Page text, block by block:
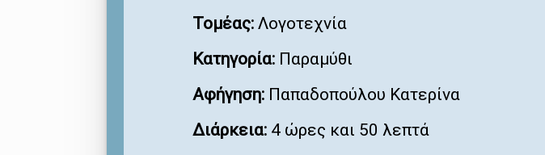
Τομέας: Λογοτεχνία
Κατηγορία: Παραμύθι
Αφήγηση: Παπαδοπούλου Κατερίνα
Διάρκεια: 4 ώρες και 50 λεπτά